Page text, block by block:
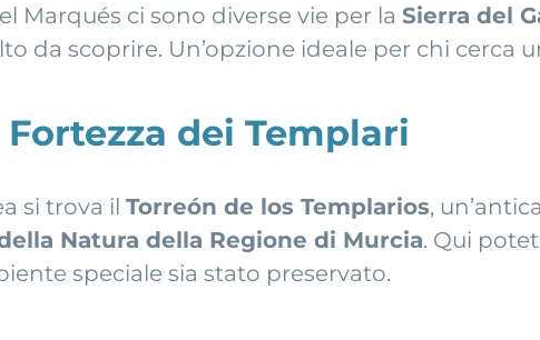
Marqués ci sono diverse vie per la Sierra del
da scoprire. Un’opzione ideale per chi cerca
dei Templari
si trova il Torreón de los Templarios,
Natura della Regione di Murcia. Qui
speciale sia stato preservato.